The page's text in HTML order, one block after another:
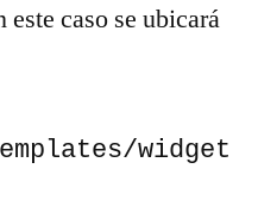
caso se ubicará
widget